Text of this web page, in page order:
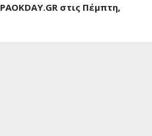
PAOKDAY.GRστις Πέμπτη,